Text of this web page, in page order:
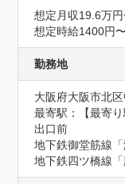
想定月収19.6万
想定時給1400円
勤務地
大阪府大阪市北
最寄駅：【最寄
出口前
地下鉄御堂筋線
地下鉄四ツ橋線